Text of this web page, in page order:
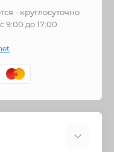
- круглосуточно
до 17:00